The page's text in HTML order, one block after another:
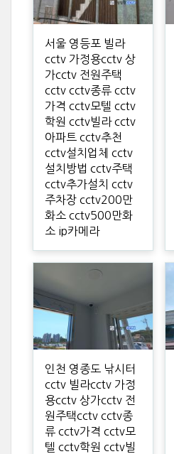
서울 영등포 빌라
cctv 가정용cctv 상
가cctv 전원주택
cctv cctv종류 cctv
가격 cctv모텔 cctv
학원 cctv빌라 cctv
아파트 cctv추천
cctv설치업체 cctv
설치방법 cctv주택
cctv추가설치 cctv
주차장 cctv200만
화소 cctv500만화
소 ip카메라
인천 영종도 낚시터
cctv 빌라cctv 가정
용cctv 상가cctv 전
원주택cctv cctv종
류 cctv가격 cctv모
텔 cctv학원 cctv빌